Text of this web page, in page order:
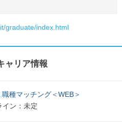
graduate/index.html
ャリア情報
種マッチング＜WEB＞
イン：未定